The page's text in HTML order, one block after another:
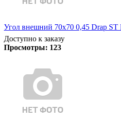
Угол внешний 70х70 0,45 Drap
Доступно к заказу
Просмотры: 123